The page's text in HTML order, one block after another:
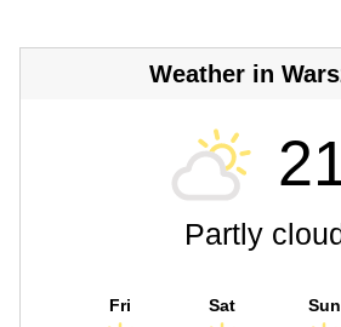
Weather in
Partly
Fri Sat Sun